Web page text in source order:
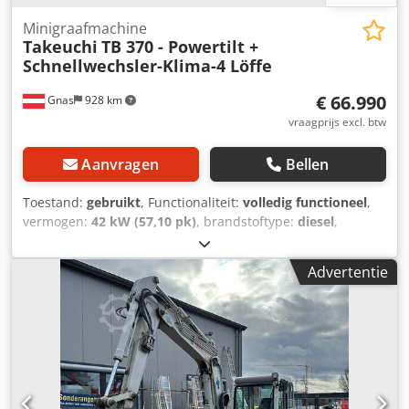
Gnas 928 km
Minigraafmachine
Takeuchi TB 370 - Powertilt +
Schnellwechsler-Klima-4 Löffe
€ 66.990
vraagprijs excl. btw
Aanvragen Bellen
Toestand: gebruikt, Functionaliteit: volledig functioneel,
vermogen: 42 kW (57,10 pk), brandstoftype: diesel,
, Bouwjaar:
h, aandrijftype:Diesel, Minigraafmachine Staat: direct
inzetbaar en volledig functioneel Chsdpfxezqxiij Ad Nea
Technische staat: zeer goed Beschrijving:
kettinggraafmachine - graafmachine TAKEUCHI TB 370 - -
AIRCONDITIONING - - bouwjaar 2022 - - modeljaar 2013 - -
1374 bedrijfsuren - - hydraulische snelwissel - - - zeer
sterke MARTIN-POWERTILT - - 2 stuks graafbakken 40 cm +
80 cm - - 1 stuk taludbak 130 cm - - 6710 kg operationeel
Advertentie